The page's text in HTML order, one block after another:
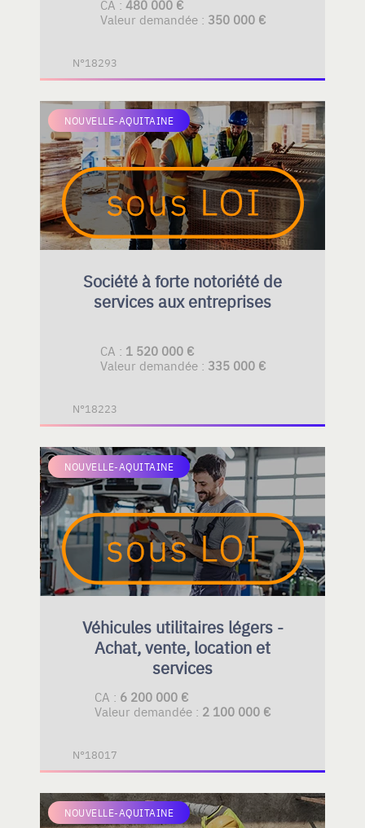
CA : 480 000 €
Valeur demandée : 350 000 €
N°18293
NOUVELLE-AQUITAINE
Société à forte notoriété de
services aux entreprises
CA : 1 520 000 €
Valeur demandée : 335 000 €
N°18223
NOUVELLE-AQUITAINE
Véhicules utilitaires légers -
Achat, vente, location et
services
CA : 6 200 000 €
Valeur demandée : 2 100 000 €
N°18017
NOUVELLE-AQUITAINE